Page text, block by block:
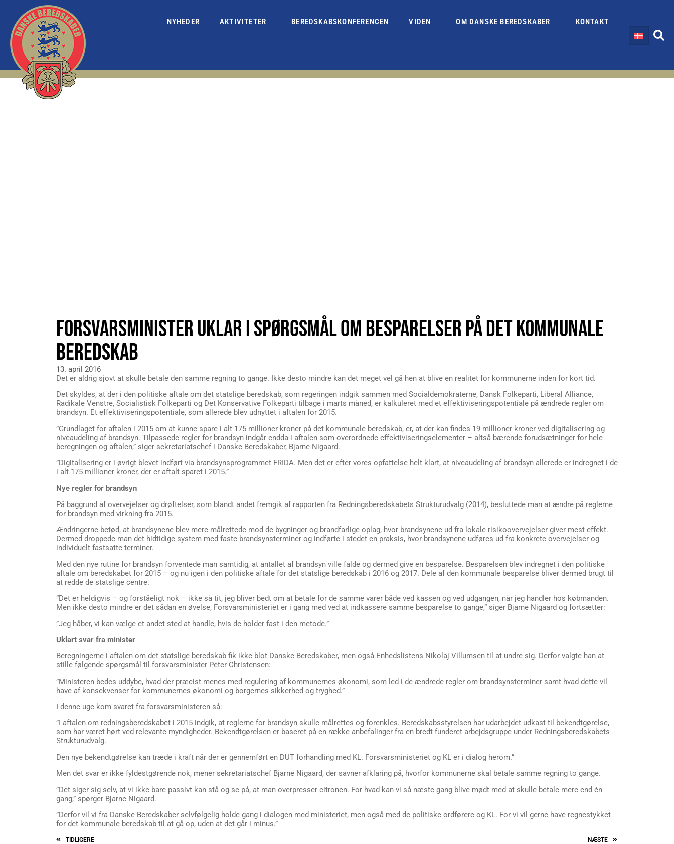
NYHEDER AKTIVITETER BEREDSKABSKONFERENCEN VIDEN OM DANSKE BEREDSKABER KONTAKT
FORSVARSMINISTER UKLAR I SPØRGSMÅL OM BESPARELSER PÅ DET KOMMUNALE
BEREDSKAB
13. april 2016
Det er aldrig sjovt at skulle betale den samme regning to gange. Ikke desto mindre kan det meget vel gå hen at blive en realitet for kommunerne inden for kort tid.
Det skyldes, at der i den politiske aftale om det statslige beredskab, som regeringen indgik sammen med Socialdemokraterne, Dansk Folkeparti, Liberal Alliance,
Radikale Venstre, Socialistisk Folkeparti og Det Konservative Folkeparti tilbage i marts måned, er kalkuleret med et effektiviseringspotentiale på ændrede regler om
brandsyn. Et effektiviseringspotentiale, som allerede blev udnyttet i aftalen for 2015.
”Grundlaget for aftalen i 2015 om at kunne spare i alt 175 millioner kroner på det kommunale beredskab, er, at der kan findes 19 millioner kroner ved digitalisering og
niveaudeling af brandsyn. Tilpassede regler for brandsyn indgår endda i aftalen som overordnede effektiviseringselementer – altså bærende forudsætninger for hele
beregningen og aftalen,” siger sekretariatschef i Danske Beredskaber, Bjarne Nigaard.
”Digitalisering er i øvrigt blevet indført via brandsynsprogrammet FRIDA. Men det er efter vores opfattelse helt klart, at niveaudeling af brandsyn allerede er indregnet i de
i alt 175 millioner kroner, der er aftalt sparet i 2015.”
Nye regler for brandsyn
På baggrund af overvejelser og drøftelser, som blandt andet fremgik af rapporten fra Redningsberedskabets Strukturudvalg (2014), besluttede man at ændre på reglerne
for brandsyn med virkning fra 2015.
Ændringerne betød, at brandsynene blev mere målrettede mod de bygninger og brandfarlige oplag, hvor brandsynene ud fra lokale risikoovervejelser giver mest effekt.
Dermed droppede man det hidtidige system med faste brandsynsterminer og indførte i stedet en praksis, hvor brandsynene udføres ud fra konkrete overvejelser og
individuelt fastsatte terminer.
Med den nye rutine for brandsyn forventede man samtidig, at antallet af brandsyn ville falde og dermed give en besparelse. Besparelsen blev indregnet i den politiske
aftale om beredskabet for 2015 – og nu igen i den politiske aftale for det statslige beredskab i 2016 og 2017. Dele af den kommunale besparelse bliver dermed brugt til
at redde de statslige centre.
”Det er heldigvis – og forståeligt nok – ikke så tit, jeg bliver bedt om at betale for de samme varer både ved kassen og ved udgangen, når jeg handler hos købmanden.
Men ikke desto mindre er det sådan en øvelse, Forsvarsministeriet er i gang med ved at indkassere samme besparelse to gange,” siger Bjarne Nigaard og fortsætter:
”Jeg håber, vi kan vælge et andet sted at handle, hvis de holder fast i den metode.”
Uklart svar fra minister
Beregningerne i aftalen om det statslige beredskab fik ikke blot Danske Beredskaber, men også Enhedslistens Nikolaj Villumsen til at undre sig. Derfor valgte han at
stille følgende spørgsmål til forsvarsminister Peter Christensen:
”Ministeren bedes uddybe, hvad der præcist menes med regulering af kommunernes økonomi, som led i de ændrede regler om brandsynsterminer samt hvad dette vil
have af konsekvenser for kommunernes økonomi og borgernes sikkerhed og tryghed.”
I denne uge kom svaret fra forsvarsministeren så:
”I aftalen om redningsberedskabet i 2015 indgik, at reglerne for brandsyn skulle målrettes og forenkles. Beredskabsstyrelsen har udarbejdet udkast til bekendtgørelse,
som har været hørt ved relevante myndigheder. Bekendtgørelsen er baseret på en række anbefalinger fra en bredt funderet arbejdsgruppe under Redningsberedskabets
Strukturudvalg.
Den nye bekendtgørelse kan træde i kraft når der er gennemført en DUT forhandling med KL. Forsvarsministeriet og KL er i dialog herom.”
Men det svar er ikke fyldestgørende nok, mener sekretariatschef Bjarne Nigaard, der savner afklaring på, hvorfor kommunerne skal betale samme regning to gange.
”Det siger sig selv, at vi ikke bare passivt kan stå og se på, at man overpresser citronen. For hvad kan vi så næste gang blive mødt med at skulle betale mere end én
gang,” spørger Bjarne Nigaard.
”Derfor vil vi fra Danske Beredskaber selvfølgelig holde gang i dialogen med ministeriet, men også med de politiske ordførere og KL. For vi vil gerne have regnestykket
for det kommunale beredskab til at gå op, uden at det går i minus.”
TIDLIGERE NÆSTE